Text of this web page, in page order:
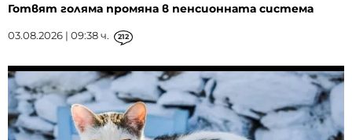
Готвят голяма промяна в пенсионната система
03.08.2026 | 09:38 ч. 212